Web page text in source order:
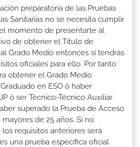
preparatoria de las Pruebas
Sanitarias no se necesita cumplir
momento de presentarte al
de obtener el Titulo de
Grado Medio entonces sí tendrás
oficiales para ello. Por tanto
obtener el Grado Medio
en ESO ó haber
ó ser Técnico-Técnico Auxiliar
superado la Prueba de Acceso
de 25 años. Si no
requisitos anteriores será
una prueba específica oficial